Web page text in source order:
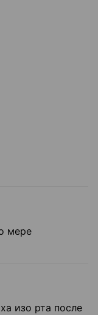
мере
изо рта после